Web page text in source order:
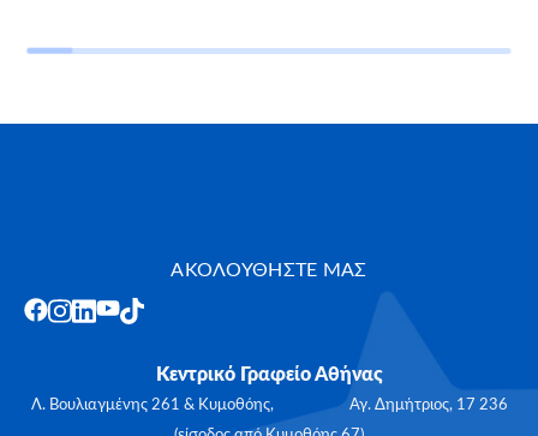
ΑΚΟΛΟΥΘΗΣΤΕ ΜΑΣ
Κεντρικό Γραφείο Αθήνας
Λ. Βουλιαγμένης 261 & Κυμοθόης, Αγ. Δημήτριος, 17 236